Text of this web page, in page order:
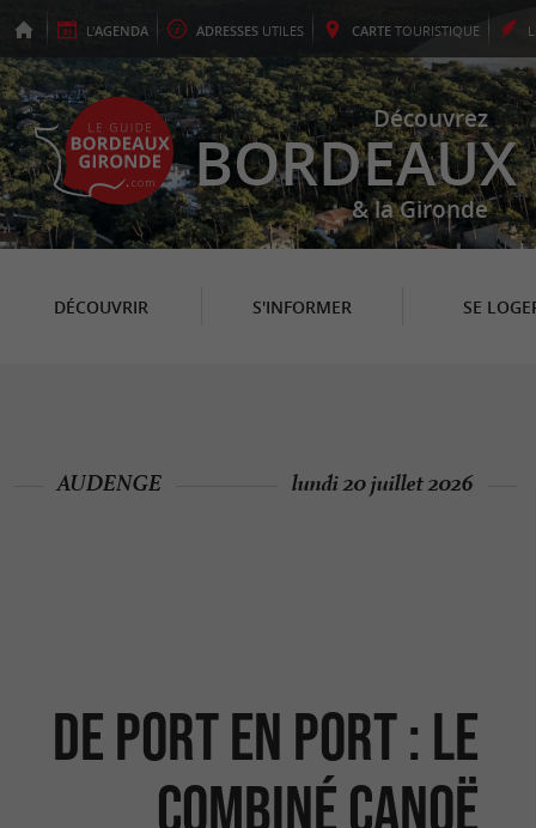
L'AGENDA ADRESSES UTILES CARTE TOURISTIQUE
Découvrez
BORDEAUX
& la Gironde
DÉCOUVRIR S'INFORMER SE
De port en port : le
combiné canoë
AUDENGE lundi 20 juillet 2026